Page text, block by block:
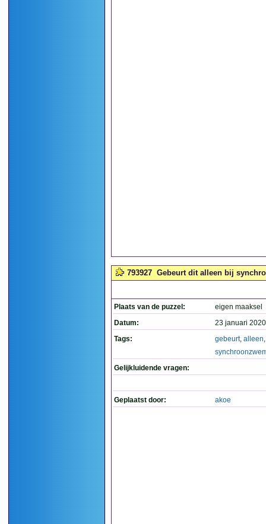
793927 Gebeurt dit alleen bij
Plaats van de puzzel:
eigen maaksel
Datum:
23 januari
Tags:
gebeurt, alleen,
Gelijkluidende vragen:
Geplaatst door: akoe